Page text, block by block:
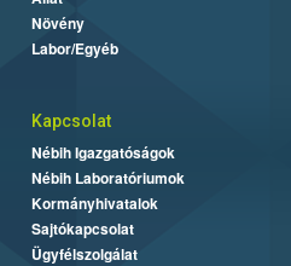
Növény
Labor/Egyéb
Kapcsolat
Nébih Igazgatóságok
Nébih Laboratóriumok
Kormányhivatalok
Sajtókapcsolat
Ügyfélszolgálat